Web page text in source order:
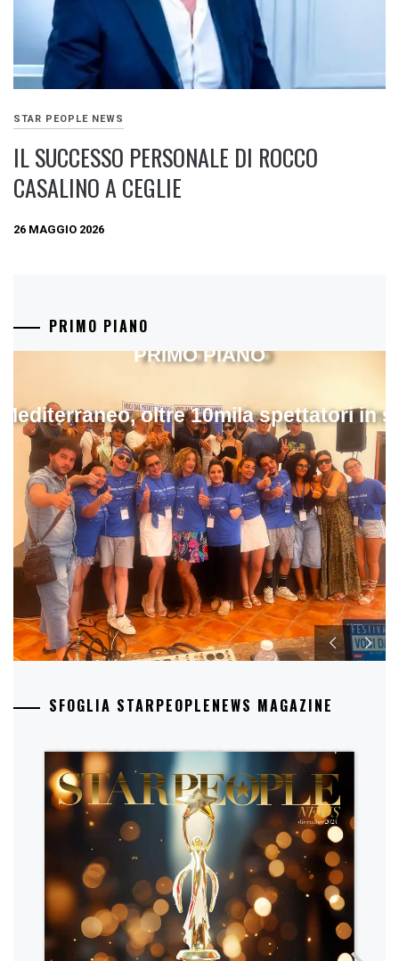
STAR PEOPLE NEWS
IL SUCCESSO PERSONALE DI ROCCO
CASALINO A CEGLIE
26 MAGGIO 2026
PRIMO PIANO
oltre 10mila spettatori in
PRIMO PIANO
SFOGLIA STARPEOPLENEWS MAGAZINE